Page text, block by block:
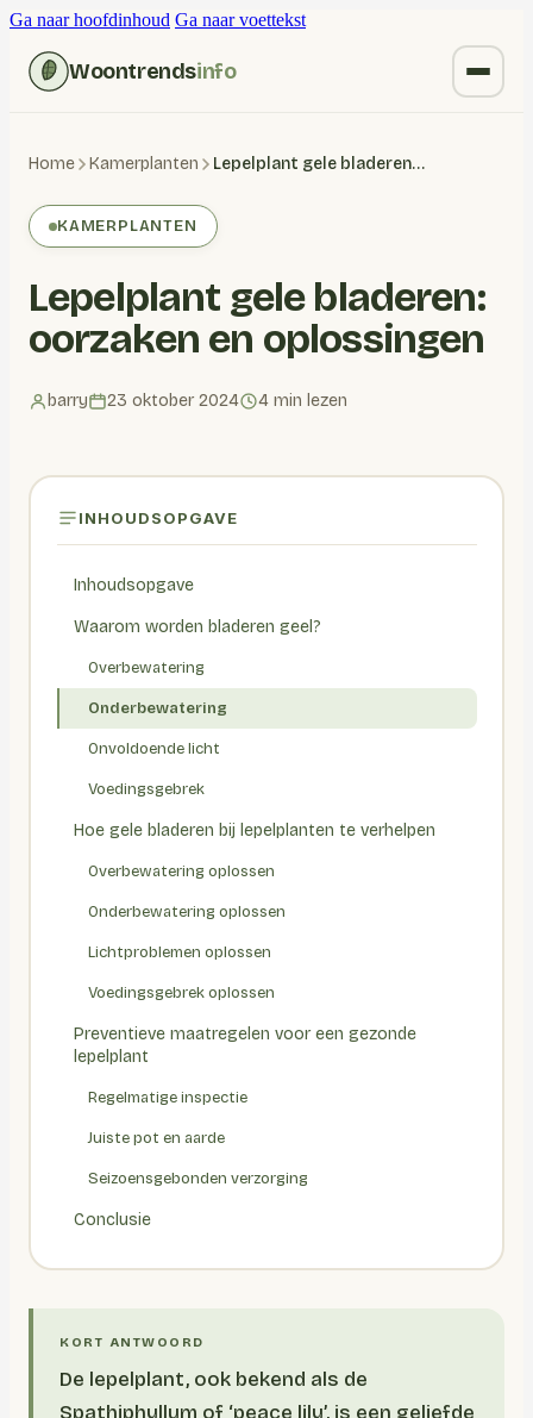
Ga naar hoofdinhoud Ga naar voettekst
Woontrendsinfo
Kruiden vervangen
Wonen
Blogs
Home Kamerplanten Lepelplant gele bladeren: oorzaken en oplossingen
KAMERPLANTEN
Lepelplant gele bladeren:
oorzaken en oplossingen
barry 23 oktober 2024 4 min lezen
INHOUDSOPGAVE
Inhoudsopgave
Waarom worden bladeren geel?
Overbewatering
Onderbewatering
Onvoldoende licht
Voedingsgebrek
Hoe gele bladeren bij lepelplanten te verhelpen
Overbewatering oplossen
Onderbewatering oplossen
Lichtproblemen oplossen
Voedingsgebrek oplossen
Preventieve maatregelen voor een gezonde
lepelplant
Regelmatige inspectie
Juiste pot en aarde
Seizoensgebonden verzorging
Conclusie
De lepelplant, ook bekend als de
Spathiphyllum of ‘peace lily’, is een geliefde